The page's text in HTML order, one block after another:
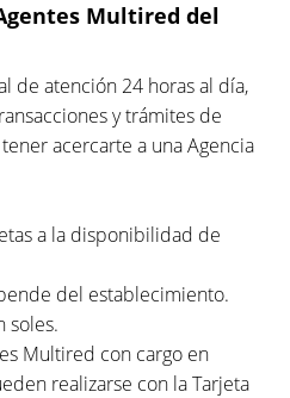
Multired del
de atención 24 horas al día,
y trámites de
acercarte a una Agencia
a la disponibilidad de
del establecimiento.
soles.
Multired con cargo en
realizarse con la Tarjeta